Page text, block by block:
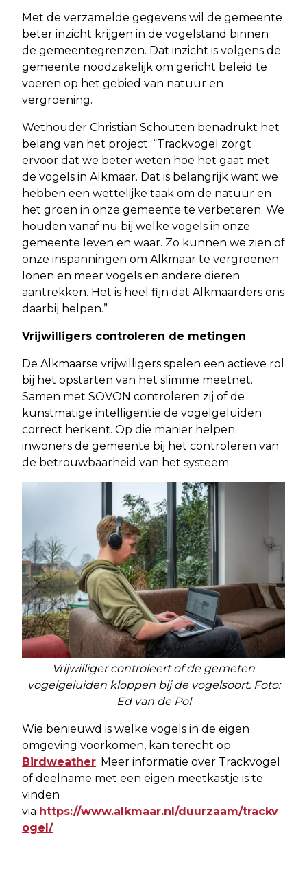
Met de verzamelde gegevens wil de gemeente
beter inzicht krijgen in de vogelstand binnen
de gemeentegrenzen. Dat inzicht is volgens de
gemeente noodzakelijk om gericht beleid te
voeren op het gebied van natuur en
vergroening.
Wethouder Christian Schouten benadrukt het
belang van het project: “Trackvogel zorgt
ervoor dat we beter weten hoe het gaat met
de vogels in Alkmaar. Dat is belangrijk want we
hebben een wettelijke taak om de natuur en
het groen in onze gemeente te verbeteren. We
houden vanaf nu bij welke vogels in onze
gemeente leven en waar. Zo kunnen we zien of
onze inspanningen om Alkmaar te vergroenen
lonen en meer vogels en andere dieren
aantrekken. Het is heel fijn dat Alkmaarders ons
daarbij helpen.”
Vrijwilligers controleren de metingen
De Alkmaarse vrijwilligers spelen een actieve rol
bij het opstarten van het slimme meetnet.
Samen met SOVON controleren zij of de
kunstmatige intelligentie de vogelgeluiden
correct herkent. Op die manier helpen
inwoners de gemeente bij het controleren van
de betrouwbaarheid van het systeem.
Vrijwilliger controleert of de gemeten
vogelgeluiden kloppen bij de vogelsoort. Foto:
Ed van de Pol
Wie benieuwd is welke vogels in de eigen
omgeving voorkomen, kan terecht op
Birdweather. Meer informatie over Trackvogel
of deelname met een eigen meetkastje is te
vinden
via https://www.alkmaar.nl/duurzaam/trackv
ogel/